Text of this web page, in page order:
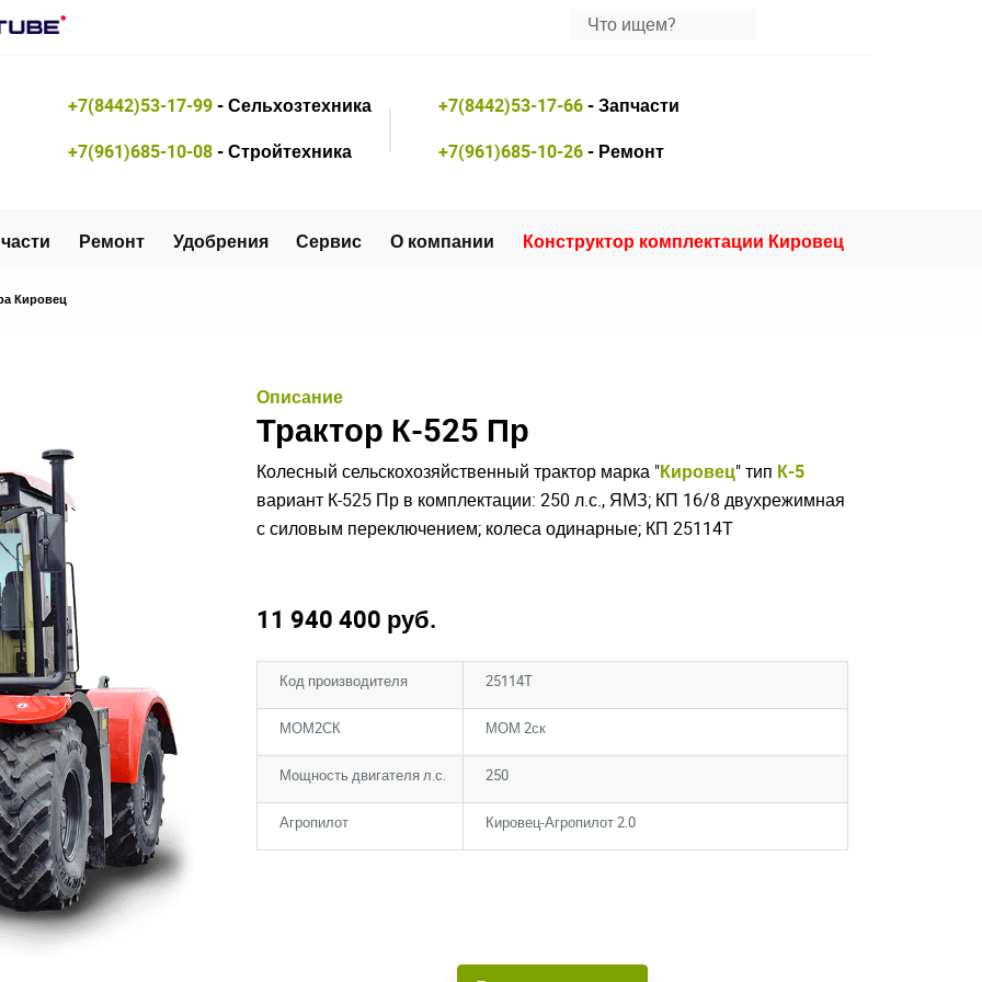
+7(8442)53-17-99- Сельхозтехника
+7(961)685-10-08- Стройтехника
+7(8442)53-17-66- Запчасти
+7(961)685-10-26- Ремонт
Ремонт Удобрения Сервис О компании Конструктор комплектации Кировец
Кировец
Описание
Трактор К-525 Пр
Колесный сельскохозяйственный трактор марка "Кировец" тип К-5
вариант К-525 Пр в комплектации: 250 л.с., ЯМЗ; КП 16/8 двухрежимная
с силовым переключением; колеса одинарные; КП 25114Т
11 940 400 руб.
Код производителя 25114Т
МОМ2СК МОМ 2ск
Мощность двигателя л.с. 250
Агропилот Кировец-Агропилот 2.0